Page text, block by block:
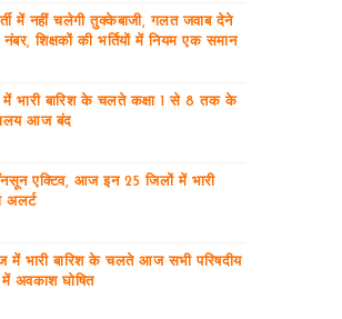
में नहीं चलेगी तुक्केबाजी, गलत जवाब देने
शिक्षकों की भर्तियों में नियम एक समान
में भारी बारिश के चलते कक्षा 1 से 8 तक के
आज बंद
एक्टिव, आज इन 25 जिलों में भारी
अलर्ट
में भारी बारिश के चलते आज सभी परिषदीय
में अवकाश घोषित